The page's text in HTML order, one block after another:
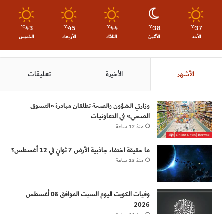
37
℃
الأحد
38
℃
الأثنين
44
℃
الثلاثاء
45
℃
الأربعاء
43
℃
الخميس
الأشهر الأخيرة تعليقات
وزارتي الشؤون والصحة تطلقان مبادرة «التسوق
الصحي» في التعاونيات
منذ 12 ساعة
ما حقيقة اختفاء جاذبية الأرض 7 ثوانٍ في 12 أغسطس؟
منذ 13 ساعة
وفيات الكويت اليوم السبت الموافق 08 أغسطس
2026